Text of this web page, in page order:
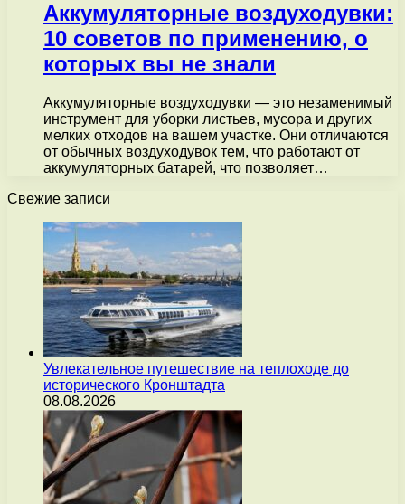
Аккумуляторные воздуходувки:
10 советов по применению, о
которых вы не знали
Аккумуляторные воздуходувки — это незаменимый
инструмент для уборки листьев, мусора и других
мелких отходов на вашем участке. Они отличаются
от обычных воздуходувок тем, что работают от
аккумуляторных батарей, что позволяет…
Свежие записи
Увлекательное путешествие на теплоходе до
исторического Кронштадта
08.08.2026